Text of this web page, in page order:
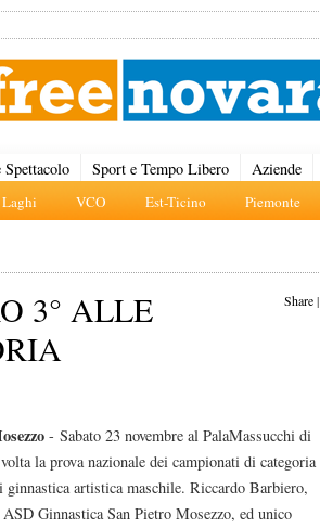
Laghi VCO Est-Ticino Piemonte
Sport e Tempo Libero Aziende
Share|
3° ALLE
- Sabato 23 novembre al PalaMassucchi di
la prova nazionale dei campionati di categoria
artistica maschile. Riccardo Barbiero,
Ginnastica San Pietro Mosezzo, ed unico